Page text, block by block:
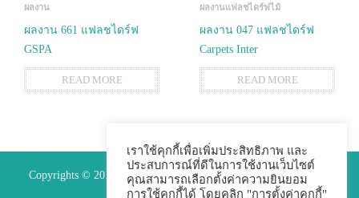
ผลงาน
ผลงาน 661 แฟลชไดร์ฟ
GSPA
READ MORE
ผลงานแฟลชไดร์ฟไม้
ผลงาน 047 แฟลชไดร์ฟ
Carpets Inter
READ MORE
Copyrights © 2015 Premium Perfect Co.,ltd. All Rights Reserved.
เราใช้คุกกี้เพื่อเพิ่มประสิทธิภาพ และ
ประสบการณ์ที่ดีในการใช้งานเว็บไซต์
คุณสามารถเลือกตั้งค่าความยินยอม
การใช้คุกกี้ได้ โดยคลิก "การตั้งค่าคุกกี้"